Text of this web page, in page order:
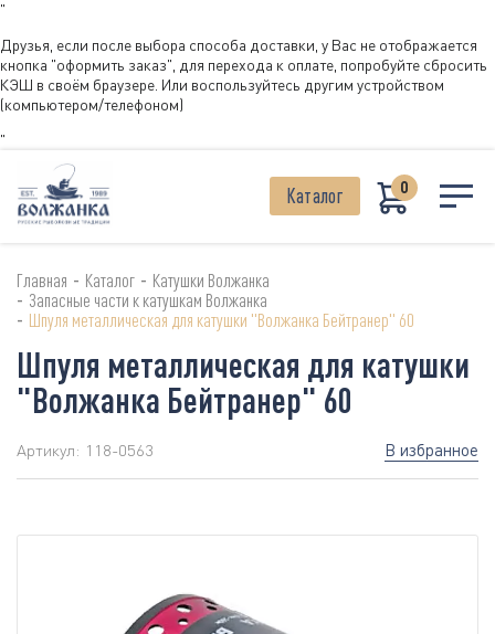
"
Друзья, если после выбора способа доставки, у Вас не отображается
кнопка "оформить заказ", для перехода к оплате, попробуйте сбросить
КЭШ в своём браузере. Или воспользуйтесь другим устройством
(компьютером/телефоном)
"
Каталог 0
Главная - Каталог - Катушки Волжанка
- Запасные части к катушкам Волжанка
- Шпуля металлическая для катушки "Волжанка Бейтранер" 60
Шпуля металлическая для катушки
"Волжанка Бейтранер" 60
Артикул: 118-0563 В избранное